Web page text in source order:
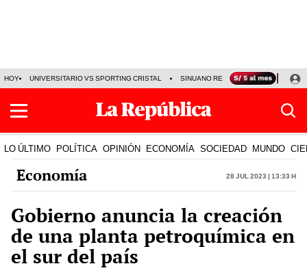
HOY UNIVERSITARIO VS SPORTING CRISTAL SINUANO RESULTADOS HOY
LO ÚLTIMO POLÍTICA OPINIÓN ECONOMÍA SOCIEDAD MUNDO
Economía 28 Jul 2023 | 13:33 h
Gobierno anuncia la creación
de una planta petroquímica en
el sur del país